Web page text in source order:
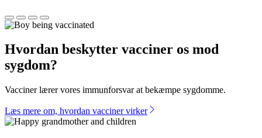
Europæiske
vaccinationsinformationsportal
/
Forside
Hvordan beskytter vacciner os mod
sygdom?
Vacciner lærer vores immunforsvar at bekæmpe sygdomme.
Læs mere om, hvordan vacciner virker